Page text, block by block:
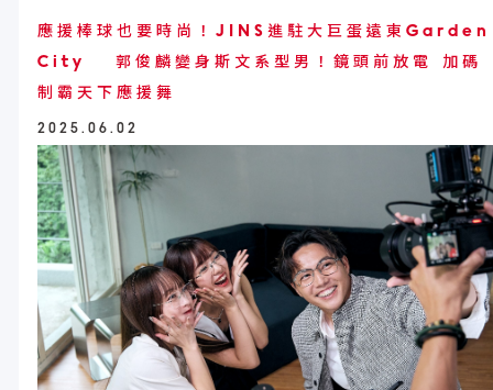
登入/註冊 門市一覽 我的最愛
最新消息
商品系列
Collection
線上商城
Online Shop
鏡片說明
應援棒球也要時尚！JINS進駐大巨蛋遠東Garden
City 郭俊麟變身斯文系型男！鏡頭前放電 加碼
制霸天下應援舞
2025.06.02